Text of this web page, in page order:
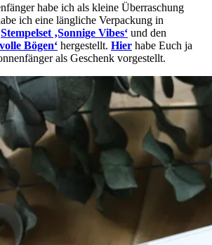
habe ich als kleine Überraschung
ich eine längliche Verpackung in
Stempelset ‚Sonnige Vibes‘ und den
Bögen‘ hergestellt. Hier habe Euch ja
als Geschenk vorgestellt.